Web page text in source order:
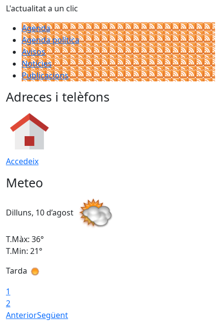
L'actualitat a un clic
Agenda
Agenda política
Avisos
Notícies
Publicacions
Adreces i telèfons
Accedeix
Meteo
Dilluns, 10 d’agost
T.Màx: 36°
T.Min: 21°
Tarda
1
2
AnteriorSegüent